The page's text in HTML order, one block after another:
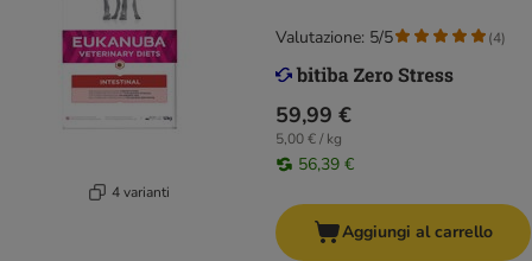
4 varianti
59,99 €
5,00 € / kg
56,39 €
Valutazione: 5/5 (4)
Aggiungi al carrello